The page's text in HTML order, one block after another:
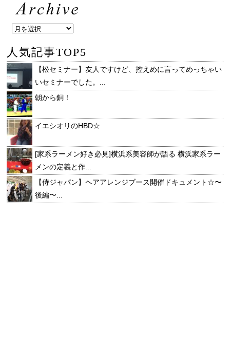
人気記事TOP5
【松セミナー】友人ですけど、控えめに言ってめっちゃい
いセミナーでした。...
朝から銅！
イエシオリのHBD☆
[家系ラーメン好き必見]横浜系美容師が語る 横浜家系ラー
メンの定義と作...
【侍ジャパン】ヘアアレンジブース開催ドキュメント☆〜
後編〜...